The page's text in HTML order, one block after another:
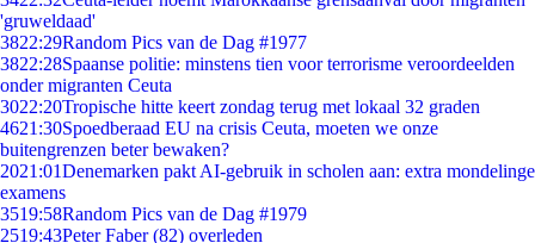
'gruweldaad'
3822:29Random Pics van de Dag #1977
3822:28Spaanse politie: minstens tien voor terrorisme veroordeelden
onder migranten Ceuta
3022:20Tropische hitte keert zondag terug met lokaal 32 graden
4621:30Spoedberaad EU na crisis Ceuta, moeten we onze
buitengrenzen beter bewaken?
2021:01Denemarken pakt AI-gebruik in scholen aan: extra mondelinge
examens
3519:58Random Pics van de Dag #1979
2519:43Peter Faber (82) overleden